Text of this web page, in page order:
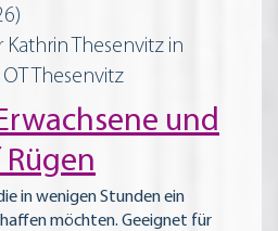
Thesenvitz in
Thesenvitz
und
in wenigen Stunden ein
möchten. Geeignet für